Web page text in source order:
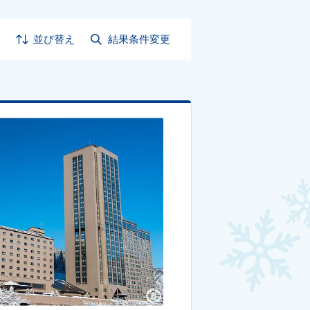
並び替え 結果条件変更